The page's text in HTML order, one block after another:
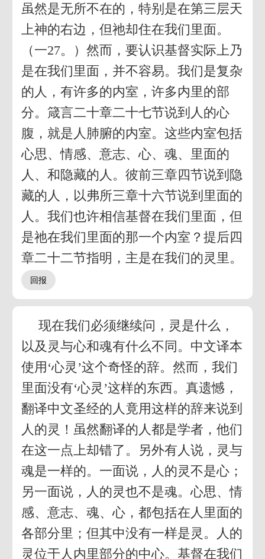
虽然是无所不在的，特别是在第三层天
上神的右边，但祂却住在我们里面。
（一27。）然而，要认识基督实际上乃
是在我们里面，并不容易。我们是复杂
的人，有许多的内室，许多内里的部
分。箴言二十章二十七节说到人的心
腹，就是人肺腑的内室。这些内室包括
心思、情感、意志、心、魂、里面的
人、和隐藏的人。彼前三章四节说到隐
藏的人，以弗所三章十六节说到里面的
人。我们也许相信基督在我们里面，但
是祂在我们里面的那一个内室？提后四
章二十二节指明，主是在我们的灵里。
现在我们必须继续问，灵是什么，
以及灵与心和魂有什么不同。中文译本
使用‘心灵’这个奇怪的辞。然而，我们
里面没有‘心灵’这样的东西。真遗憾，
翻译中文圣经的人竟用这样的辞来说到
人的灵！虽然翻译的人都是学者，他们
在这一点上却错了。另外有人说，灵与
魂是一样的。一面说，人的灵不是心；
另一面说，人的灵也不是魂。心思、情
感、意志、魂、心，都包括在人里面的
各部分里；但其中没有一样是灵。人的
灵位于人内里部分的中心。基督在我们